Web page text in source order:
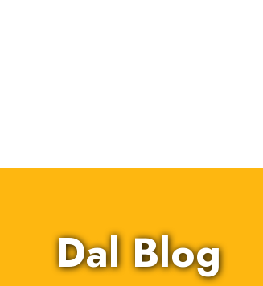
Dal Blog